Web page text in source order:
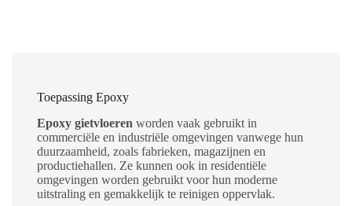
Toepassing Epoxy
Epoxy gietvloeren worden vaak gebruikt in
commerciële en industriële omgevingen vanwege hun
duurzaamheid, zoals fabrieken, magazijnen en
productiehallen. Ze kunnen ook in residentiële
omgevingen worden gebruikt voor hun moderne
uitstraling en gemakkelijk te reinigen oppervlak.